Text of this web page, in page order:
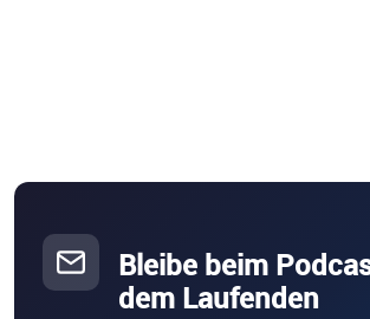
Bleibe beim
dem Laufenden